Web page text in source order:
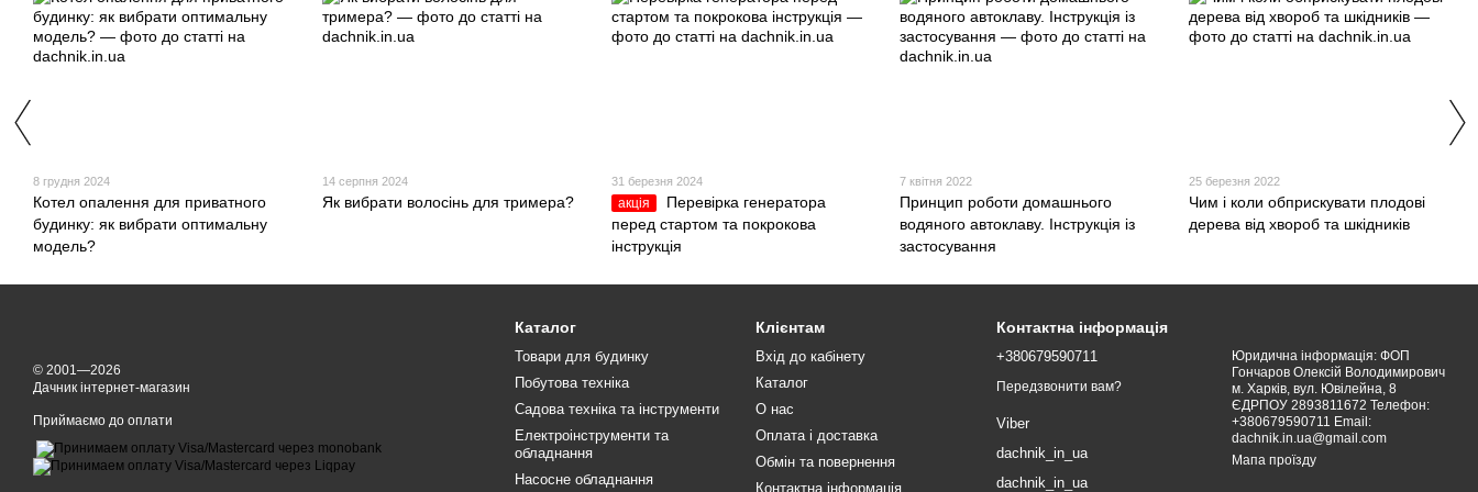
8 грудня 2024
Котел опалення для приватного
будинку: як вибрати оптимальну
модель?
14 серпня 2024
Як вибрати волосінь для тримера?
31 березня 2024
акція
Перевірка генератора
перед стартом та покрокова
інструкція
7 квітня 2022
Принцип роботи домашнього
водяного автоклаву. Інструкція із
застосування
25 березня 2022
Чим і коли обприскувати плодові
дерева від хвороб та шкідників
© 2001—2026
Дачник інтернет-магазин
Приймаємо до оплати
Каталог
Товари для будинку
Побутова техніка
Садова техніка та інструменти
Електроінструменти та
обладнання
Насосне обладнання
Клієнтам
Вхід до кабінету
Каталог
О нас
Оплата і доставка
Обмін та повернення
Контактна інформація
Контактна інформація
+380679590711
Передзвонити вам?
Viber
dachnik_in_ua
dachnik_in_ua
Юридична інформація: ФОП
Гончаров Олексій Володимирович
м. Харків, вул. Ювілейна, 8
ЄДРПОУ 2893811672 Телефон:
+380679590711 Email:
dachnik.in.ua@gmail.com
Мапа проїзду